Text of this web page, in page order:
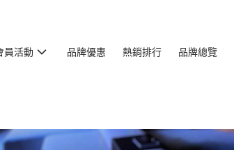
員活動 品牌優惠 熱銷排行 品牌總覽